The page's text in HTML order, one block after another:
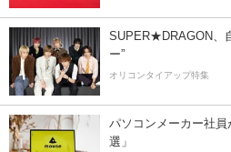
SUPER★DRAGON、
ー”
オリコンタイアップ特集
パソコンメーカー社
選」